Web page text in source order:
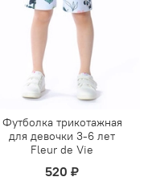
Футболка трикотажная
для девочки 3-6 лет
Fleur de Vie
520 ₽